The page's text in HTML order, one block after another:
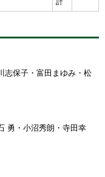
計
志保子・富田まゆみ・松
勇・小沼秀朗・寺田幸